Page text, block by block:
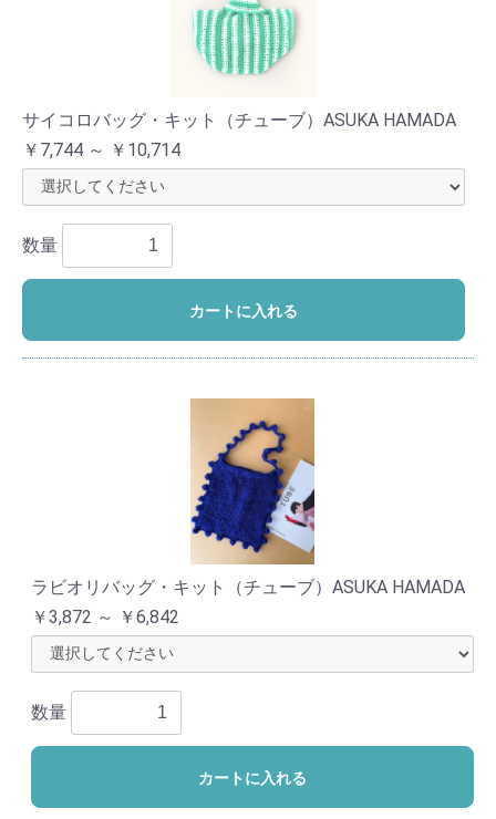
サイコロバッグ・キット（チューブ）ASUKA HAMADA
￥7,744 ～ ￥10,714
数量
カートに入れる
ラビオリバッグ・キット（チューブ）ASUKA HAMADA
￥3,872 ～ ￥6,842
数量
カートに入れる